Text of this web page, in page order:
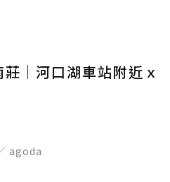
｜河口湖車站附近ｘ
agoda